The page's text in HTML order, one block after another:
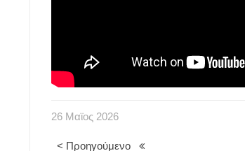
26 Μαϊος 2026
< Προηγούμενο